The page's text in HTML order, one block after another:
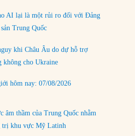
kết thúc Chiến tranh Iran?
của Bắc Kinh ở Biển Đông
mới: Các nước nhỏ sẽ luôn
LOAD MORE
AI lại là một rủi ro đối với Đảng
Trung Quốc
khi Châu Âu do dự hỗ trợ
không cho Ukraine
hôm nay: 07/08/2026
âm thầm của Trung Quốc nhằm
trị khu vực Mỹ Latinh